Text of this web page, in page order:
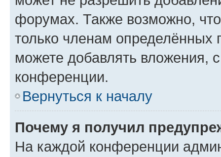
форумах. Также возможно,
только членам определённых
можете добавлять вложения,
конференции.
Вернуться к началу
Почему я получил
На каждой конференции